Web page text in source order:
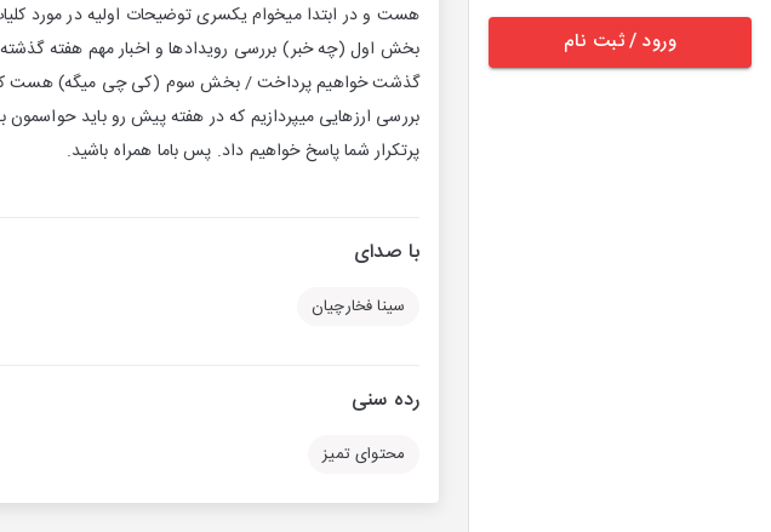
ورود / ثبت نام
بخش اول (چه خبر) بررسی رویدادها و اخبار مهم هفته
گذشت خواهیم پرداخت / بخش سوم (کی چی میگه) هست که
بررسی ارزهایی میپردازیم که در هفته پیش رو باید
پرتکرار شما پاسخ خواهیم داد. پس باما همراه باشید.
با صدای
سینا فخارچیان
رده سنی
محتوای تمیز